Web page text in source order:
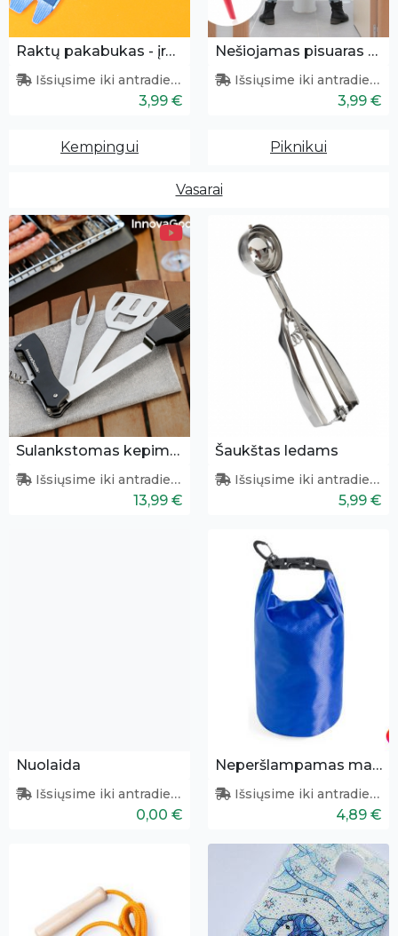
Raktų pakabukas - įrankis
Išsiųsime iki antradienio
3,99 €
Nešiojamas pisuaras moterims
Išsiųsime iki antradienio
3,99 €
Kempingui Piknikui
Vasarai
Sulankstomas kepimo įrankių rinkinys
Išsiųsime iki antradienio
13,99 €
Šaukštas ledams
Išsiųsime iki antradienio
5,99 €
Nuolaida
Išsiųsime iki antradienio
0,00 €
Neperšlampamas maišelis
Išsiųsime iki antradienio
4,89 €